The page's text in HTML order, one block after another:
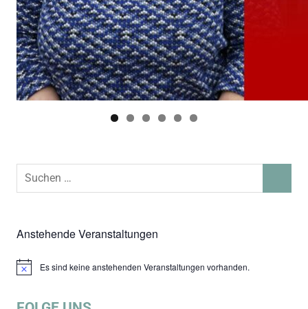
Suchen
Anstehende Veranstaltungen
HinweisEs sind keine anstehenden Veranstaltungen vorhanden.